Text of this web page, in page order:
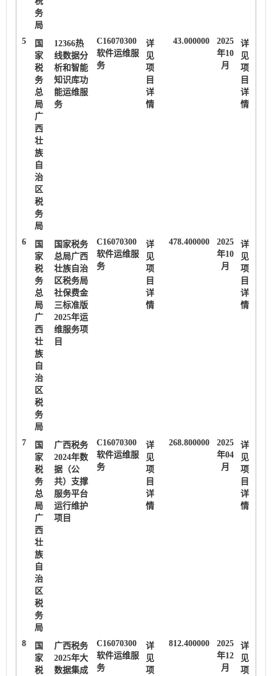
务
局
5
国
家
税
务
总
局
广
西
壮
族
自
治
区
税
务
局
12366热
线数据分
析和智能
知识库功
能运维服
务
C16070300
软件运维服
务
详
见
项
目
详
情
43.000000
2025
年10
月
详
见
项
目
详
情
6
国
家
税
务
总
局
广
西
壮
族
自
治
区
税
务
局
国家税务
总局广西
壮族自治
区税务局
社保费金
三标准版
2025年运
维服务项
目
C16070300
软件运维服
务
详
见
项
目
详
情
478.400000
2025
年10
月
详
见
项
目
详
情
7
国
家
税
务
总
局
广
西
壮
族
自
治
区
税
务
局
广西税务
2024年数
据（公
共）支撑
服务平台
运行维护
项目
C16070300
软件运维服
务
详
见
项
目
详
情
268.800000
2025
年04
月
详
见
项
目
详
情
8
国
家
税
广西税务
2025年大
数据集成
C16070300
软件运维服
务
详
见
项
812.400000
2025
年12
月
详
见
项